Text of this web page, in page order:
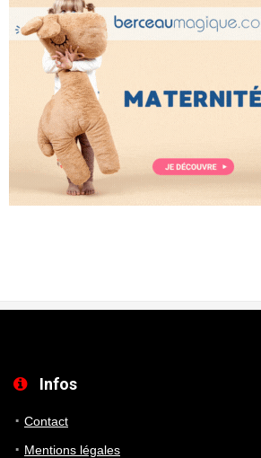
Infos
Contact
Mentions légales